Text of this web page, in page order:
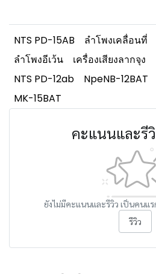
NTS PD-15AB ลำโพงเคลื่อนที่
ลำโพงอีเว้น
เครื่องเสียงลากจุง
NTS PD-12ab
NpeNB-12BAT
MK-15BAT
คะแนนและรี
ยังไม่มีคะแนนและรีวิว เป็นคนแ
รีวิว